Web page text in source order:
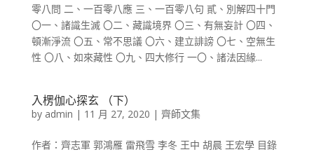
零八問 二、一百零八應 三、一百零八句 貳、別解四十門
〇一、諸識生滅 〇二、藏識境界 〇三、有無妄計 〇四、
頓漸淨流 〇五、常不思議 〇六、建立誹謗 〇七、空無生
性 〇八、如來藏性 〇九、四大修行 一〇、諸法因緣...
入楞伽心探玄 （下）
by admin | 11 月 27, 2020 | 齊師文集
作者：齊志軍 郭鴻雁 雷飛雪 李冬 王中 胡晨 王宏學 目錄